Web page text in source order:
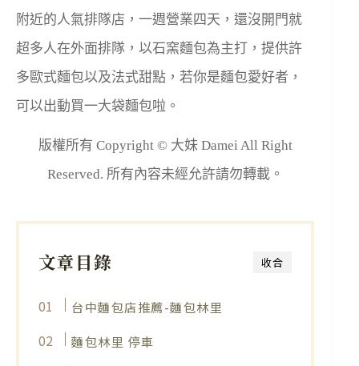
附近的人氣排隊店，一週營業四天，還沒開門就
超多人在外面排隊，以石窯麵包為主打，提供許
多歐式麵包以及法式甜點，若你是麵包愛好者，
可以出動買一大袋麵包啦。
版權所有 Copyright © 大妹 Damei All Right
Reserved. 所有內容未經允許請勿轉載。
收合
文章目錄
台中麵包店推薦-麵包林里
麵包林里 停車